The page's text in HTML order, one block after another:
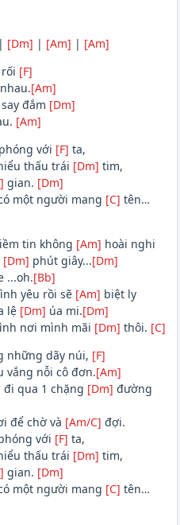
| [Dm] | [Am] | [Am]
[F]
nhau.[Am]
đắm [Dm]
[Am]
với [F] ta,
thấu trái [Dm] tim,
gian. [Dm]
một người mang [C] tên…
tin không [Am] hoài nghi
[Dm] phút giây...[Dm]
...oh.[Bb]
yêu rồi sẽ [Am] biệt ly
lệ [Dm] úa mi.[Dm]
nơi mình mãi [Dm] thôi. [C]
những dãy núi, [F]
vắng nỗi cô đơn.[Am]
đi qua 1 chặng [Dm] đường
để chờ và [Am/C] đợi.
với [F] ta,
thấu trái [Dm] tim,
gian. [Dm]
một người mang [C] tên…